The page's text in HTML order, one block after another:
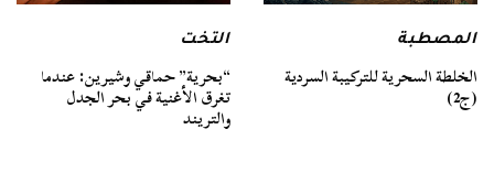
المصطبة
الخلطة السحرية للتركيبة السردية
(ج2)
التخت
“بحرية” حماقي وشيرين: عندما
تغرق الأغنية في بحر الجدل
والتريند